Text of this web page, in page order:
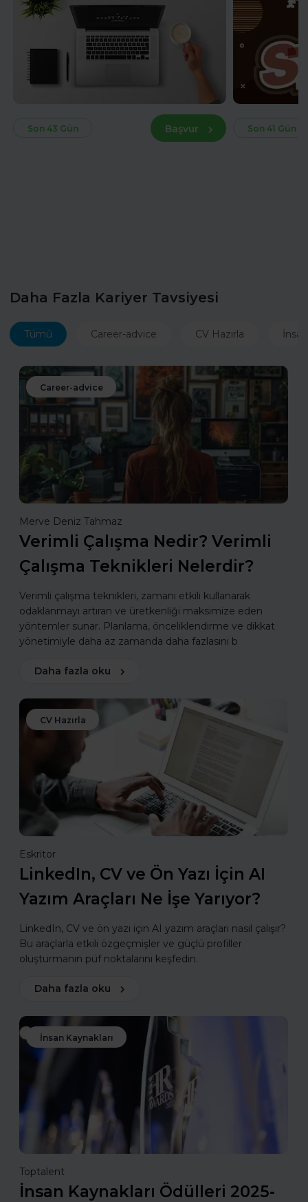
Son 43 Gün Başvur Son 41 Gün
Daha Fazla Kariyer Tavsiyesi
Tümü Career-advice CV Hazırla
Career-advice
Merve Deniz Tahmaz
Verimli Çalışma Nedir? Verimli
Çalışma Teknikleri Nelerdir?
Verimli çalışma teknikleri, zamanı etkili kullanarak
odaklanmayı artıran ve üretkenliği maksimize eden
yöntemler sunar. Planlama, önceliklendirme ve dikkat
yönetimiyle daha az zamanda daha fazlasını b
Daha fazla oku
CV Hazırla
Eskritor
LinkedIn, CV ve Ön Yazı İçin AI
Yazım Araçları Ne İşe Yarıyor?
LinkedIn, CV ve ön yazı için AI yazım araçları nasıl çalışır?
Bu araçlarla etkili özgeçmişler ve güçlü profiller
oluşturmanın püf noktalarını keşfedin.
Daha fazla oku
İnsan Kaynakları
Toptalent
İnsan Kaynakları Ödülleri 2025-